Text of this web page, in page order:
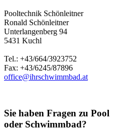
Pooltechnik Schönleitner
Ronald Schönleitner
Unterlangenberg 94
5431 Kuchl
Tel.: +43/664/3923752
Fax: +43/6245/87896
office@ihrschwimmbad.at
Sie haben Fragen zu Pool
oder Schwimmbad?